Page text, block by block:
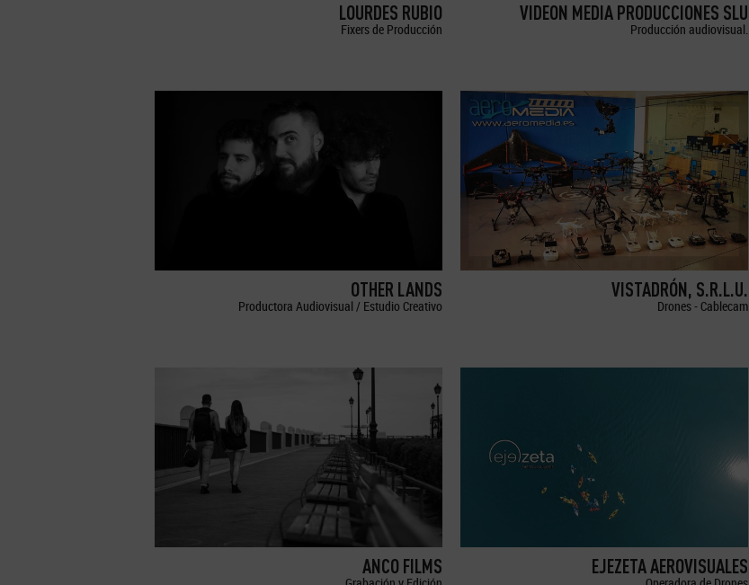
LOURDES RUBIO
Fixers de Producción
VIDEON MEDIA PRODUCCIONES SLU
Producción audiovisual.
OTHER LANDS
Productora Audiovisual / Estudio Creativo
VISTADRÓN, S.R.L.U.
Drones - Cablecam
ANCO FILMS EJEZETA AEROVISUALES